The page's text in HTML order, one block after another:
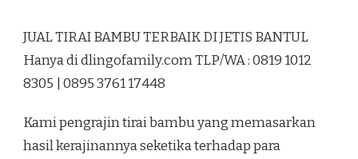
BAMBU
TERBAIK
DI
JUAL TIRAI BAMBU TERBAIK DI JETIS BANTUL
Hanya di dlingofamily.com TLP/WA : 0819 1012
8305 | 0895 3761 17448
Kami pengrajin tirai bambu yang memasarkan
hasil kerajinannya seketika terhadap para